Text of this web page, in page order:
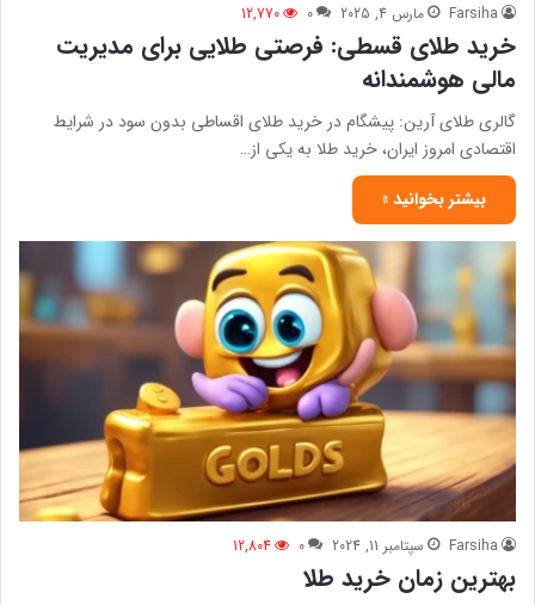
Farsiha مارس 4, 2025 0
12,770
خرید طلای قسطی: فرصتی طلایی برای مدیریت
مالی هوشمندانه
گالری طلای آرین: پیشگام در خرید طلای اقساطی بدون سود در شرایط
اقتصادی امروز ایران، خرید طلا به یکی از…
بیشتر بخوانید »
Farsiha سپتامبر 11, 2024 0
12,804
بهترین زمان خرید طلا